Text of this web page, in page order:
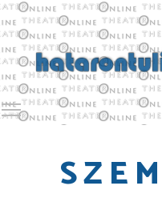
Toggle main menu